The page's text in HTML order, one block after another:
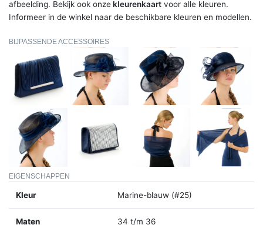
afbeelding. Bekijk ook onzekleurenkaart voor alle kleuren.
Informeer in de winkel naar de beschikbare kleuren en modellen.
BIJPASSENDE ACCESSOIRES
EIGENSCHAPPEN
Kleur Marine-blauw (#25)
Maten
34 t/m 36